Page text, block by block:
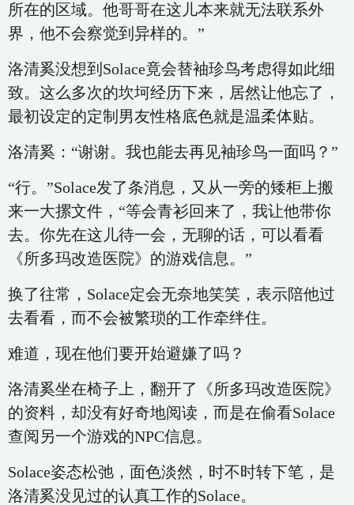
所在的区域。他哥哥在这儿本来就无法联系外
界，他不会察觉到异样的。”
洛清奚没想到Solace竟会替袖珍鸟考虑得如此细
致。这么多次的坎坷经历下来，居然让他忘了，
最初设定的定制男友性格底色就是温柔体贴。
洛清奚：“谢谢。我也能去再见袖珍鸟一面吗？”
“行。”Solace发了条消息，又从一旁的矮柜上搬
来一大摞文件，“等会青衫回来了，我让他带你
去。你先在这儿待一会，无聊的话，可以看看
《所多玛改造医院》的游戏信息。”
换了往常，Solace定会无奈地笑笑，表示陪他过
去看看，而不会被繁琐的工作牵绊住。
难道，现在他们要开始避嫌了吗？
洛清奚坐在椅子上，翻开了《所多玛改造医院》
的资料，却没有好奇地阅读，而是在偷看Solace
查阅另一个游戏的NPC信息。
Solace姿态松弛，面色淡然，时不时转下笔，是
洛清奚没见过的认真工作的Solace。